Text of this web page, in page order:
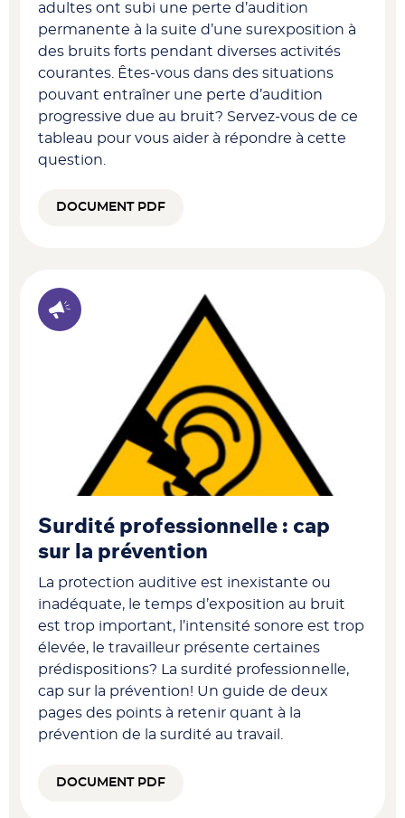
adultes ont subi une perte d’audition
permanente à la suite d’une surexposition à
des bruits forts pendant diverses activités
courantes. Êtes-vous dans des situations
pouvant entraîner une perte d’audition
progressive due au bruit? Servez-vous de ce
tableau pour vous aider à répondre à cette
question.
DOCUMENT PDF
Surdité professionnelle : cap
sur la prévention
La protection auditive est inexistante ou
inadéquate, le temps d’exposition au bruit
est trop important, l’intensité sonore est trop
élevée, le travailleur présente certaines
prédispositions? La surdité professionnelle,
cap sur la prévention! Un guide de deux
pages des points à retenir quant à la
prévention de la surdité au travail.
DOCUMENT PDF